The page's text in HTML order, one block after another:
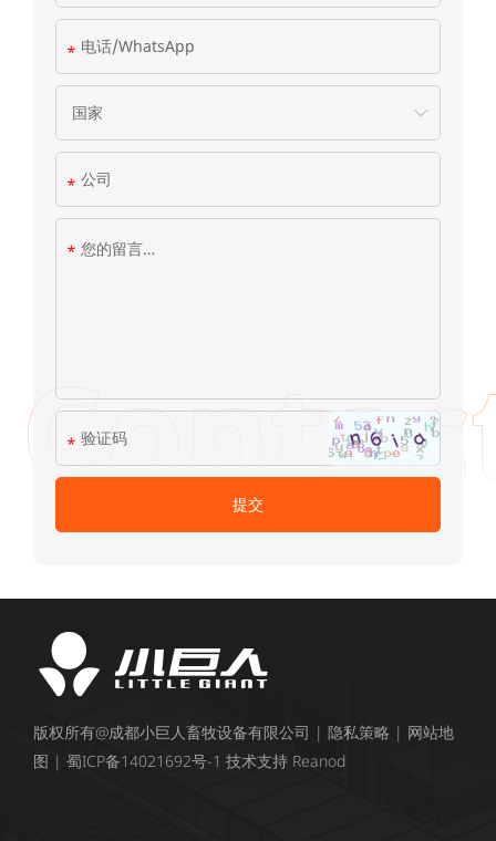
版权所有@成都小巨人畜牧设备有限公司 | 隐私策略 | 网站地
图 | 蜀ICP备14021692号-1 技术支持 Reanod
Privacy Policy|lmprint|Cookie Settings
Accepet All >> Deny
Powered by Usercentrics Consent Management